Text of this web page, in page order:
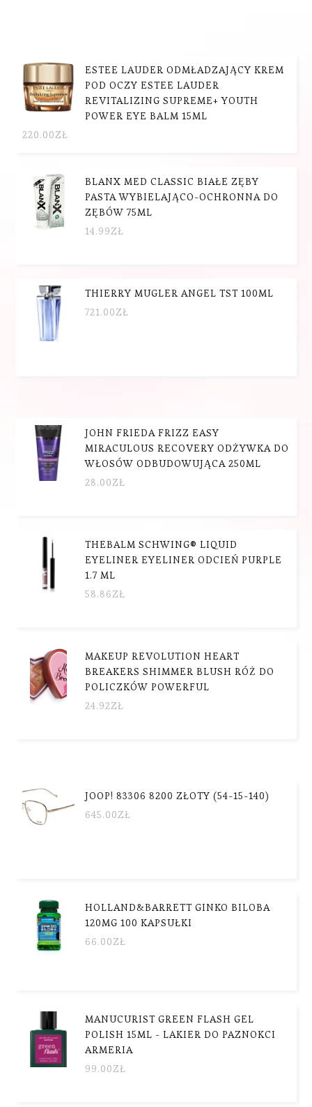
ESTEE LAUDER ODMŁADZAJĄCY KREM
POD OCZY ESTEE LAUDER
REVITALIZING SUPREME+ YOUTH
POWER EYE BALM 15ML
220.00ZŁ
BLANX MED CLASSIC BIAŁE ZĘBY
PASTA WYBIELAJĄCO-OCHRONNA DO
ZĘBÓW 75ML
14.99ZŁ
THIERRY MUGLER ANGEL TST 100ML
721.00ZŁ
JOHN FRIEDA FRIZZ EASY
MIRACULOUS RECOVERY ODŻYWKA DO
WŁOSÓW ODBUDOWUJĄCA 250ML
28.00ZŁ
THEBALM SCHWING® LIQUID
EYELINER EYELINER ODCIEŃ PURPLE
1.7 ML
58.86ZŁ
MAKEUP REVOLUTION HEART
BREAKERS SHIMMER BLUSH RÓŻ DO
POLICZKÓW POWERFUL
24.92ZŁ
JOOP! 83306 8200 ZŁOTY (54-15-140)
645.00ZŁ
HOLLAND&BARRETT GINKO BILOBA
120MG 100 KAPSUŁKI
66.00ZŁ
MANUCURIST GREEN FLASH GEL
POLISH 15ML - LAKIER DO PAZNOKCI
ARMERIA
99.00ZŁ